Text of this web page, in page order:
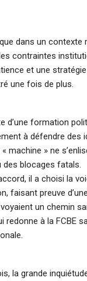
dans un contexte
contraintes
et une
une fois de plus.
d’une formation
à défendre des
machine » ne
des blocages fatals.
il a choisi la
faisant preuve
un chemin
redonne à la FCBE
la grande